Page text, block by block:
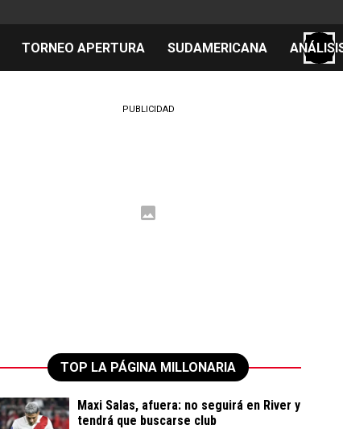
TORNEO APERTURA SUDAMERICANA
PUBLICIDAD
TOP LA PÁGINA MILLONARIA
Maxi Salas, afuera: no seguirá en River y
tendrá que buscarse club